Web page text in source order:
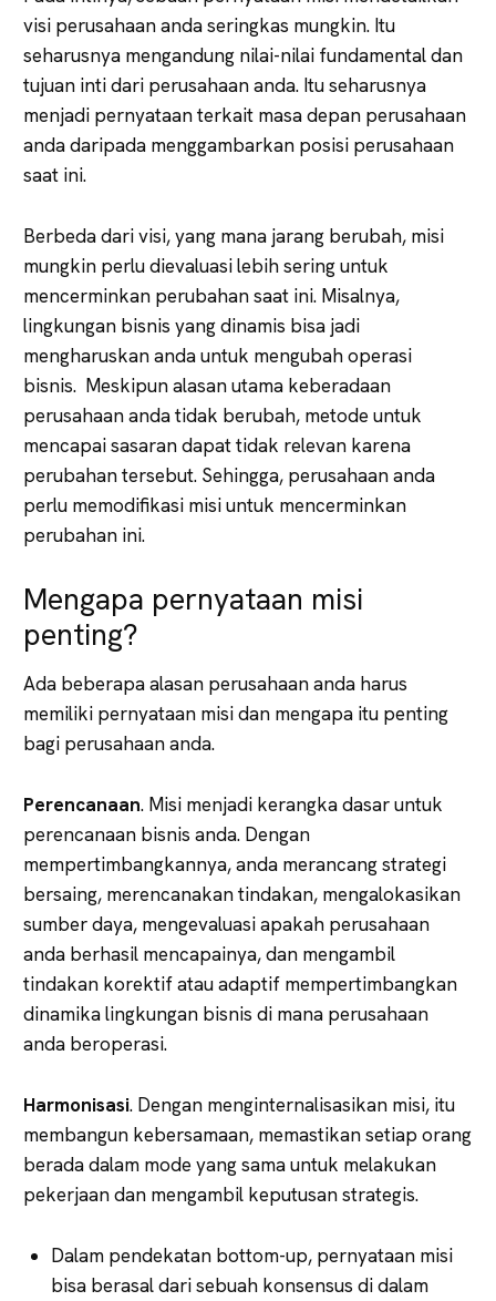
visi perusahaan anda seringkas mungkin. Itu
seharusnya mengandung nilai-nilai fundamental dan
tujuan inti dari perusahaan anda. Itu seharusnya
menjadi pernyataan terkait masa depan perusahaan
anda daripada menggambarkan posisi perusahaan
saat ini.
Berbeda dari visi, yang mana jarang berubah, misi
mungkin perlu dievaluasi lebih sering untuk
mencerminkan perubahan saat ini. Misalnya,
lingkungan bisnis yang dinamis bisa jadi
mengharuskan anda untuk mengubah operasi
bisnis. Meskipun alasan utama keberadaan
perusahaan anda tidak berubah, metode untuk
mencapai sasaran dapat tidak relevan karena
perubahan tersebut. Sehingga, perusahaan anda
perlu memodifikasi misi untuk mencerminkan
perubahan ini.
Mengapa pernyataan misi
penting?
Ada beberapa alasan perusahaan anda harus
memiliki pernyataan misi dan mengapa itu penting
bagi perusahaan anda.
Perencanaan. Misi menjadi kerangka dasar untuk
perencanaan bisnis anda. Dengan
mempertimbangkannya, anda merancang strategi
bersaing, merencanakan tindakan, mengalokasikan
sumber daya, mengevaluasi apakah perusahaan
anda berhasil mencapainya, dan mengambil
tindakan korektif atau adaptif mempertimbangkan
dinamika lingkungan bisnis di mana perusahaan
anda beroperasi.
Harmonisasi. Dengan menginternalisasikan misi, itu
membangun kebersamaan, memastikan setiap orang
berada dalam mode yang sama untuk melakukan
pekerjaan dan mengambil keputusan strategis.
Dalam pendekatan bottom-up, pernyataan misi
bisa berasal dari sebuah konsensus di dalam